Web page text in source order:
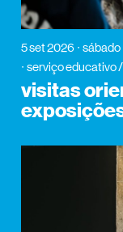
5 set 2026 sábado
serviço educativo
visitas